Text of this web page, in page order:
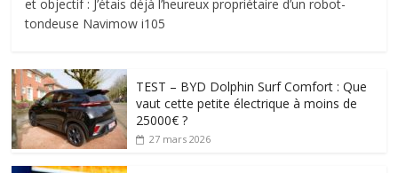
et objectif : J’étais déjà l’heureux propriétaire d’un robot-
tondeuse Navimow i105
TEST – BYD Dolphin Surf Comfort : Que
vaut cette petite électrique à moins de
25000€ ?
27 mars 2026